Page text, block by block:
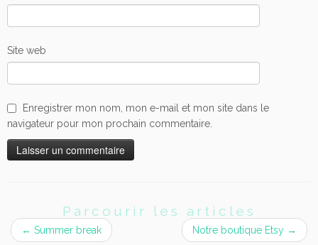
Site web
Enregistrer mon nom, mon e-mail et mon site dans le
navigateur pour mon prochain commentaire.
Parcourir les articles
← Summer break Notre boutique Etsy →